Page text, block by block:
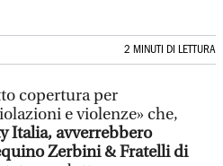
2 MINUTI DI LETTURA
copertura per
e violenze» che,
Italia, avverrebbero
Zerbini & Fratelli di